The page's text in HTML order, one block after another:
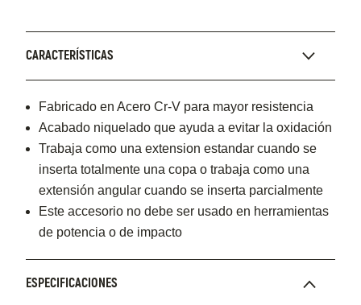
CARACTERÍSTICAS
Fabricado en Acero Cr-V para mayor resistencia
Acabado niquelado que ayuda a evitar la oxidación
Trabaja como una extension estandar cuando se
inserta totalmente una copa o trabaja como una
extensión angular cuando se inserta parcialmente
Este accesorio no debe ser usado en herramientas
de potencia o de impacto
ESPECIFICACIONES